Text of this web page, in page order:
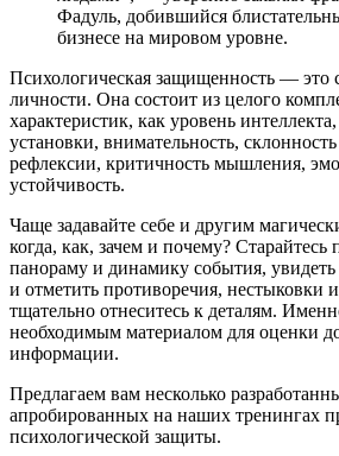
Фадуль, добившийся
бизнесе на мировом уровне.
Психологическая защищенность — это
личности. Она состоит из целого
характеристик, как уровень
установки, внимательность,
рефлексии, критичность мышления,
устойчивость.
Чаще задавайте себе и другим
когда, как, зачем и почему? Старайтесь
панораму и динамику события,
и отметить противоречия, нестыковки
тщательно отнеситесь к деталям.
необходимым материалом для оценки
информации.
Предлагаем вам несколько
апробированных на наших тренингах
психологической защиты.